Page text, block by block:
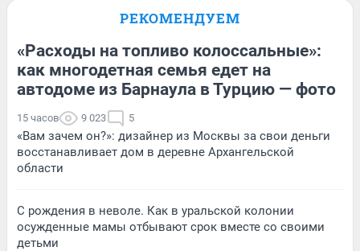
РЕКОМЕНДУЕМ
«Расходы на топливо колоссальные»:
как многодетная семья едет на
автодоме из Барнаула в Турцию — фото
15 часов 9 023 5
«Вам зачем он?»: дизайнер из Москвы за свои деньги
восстанавливает дом в деревне Архангельской
области
С рождения в неволе. Как в уральской колонии
осужденные мамы отбывают срок вместе со своими
детьми